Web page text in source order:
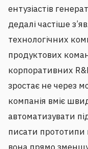
ентузіастів
дедалі частіше
технологічних
продуктових
корпоративних
зростає не через
компанія вміє
автоматизувати
писати